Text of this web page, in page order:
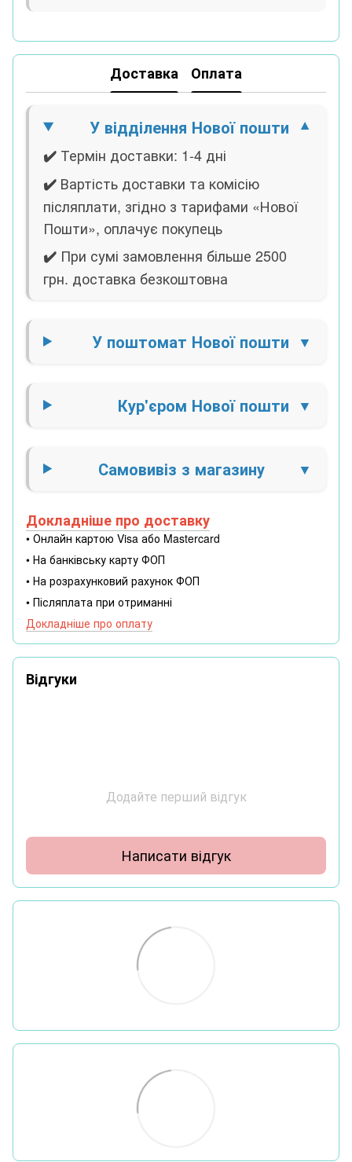
Доставка Оплата
У відділення Нової пошти
✔️ Термін доставки: 1-4 дні
✔️ Вартість доставки та комісію
післяплати, згідно з тарифами «Нової
Пошти», оплачує покупець
✔️ При сумі замовлення більше 2500
грн. доставка безкоштовна
У поштомат Нової пошти
Кур'єром Нової пошти
Самовивіз з магазину
Докладніше про доставку
• Онлайн картою Visa або Mastercard
• На банківську карту ФОП
• На розрахунковий рахунок ФОП
• Післяплата при отриманні
Докладніше про оплату
Відгуки
Додайте перший відгук
Написати відгук